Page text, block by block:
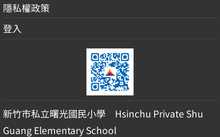
隱私權政策
登入
新竹市私立曙光國民小學 Hsinchu Private Shu
Guang Elementary School